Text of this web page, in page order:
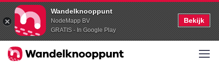
Wandelknooppunt
NodeMapp BV
GRATIS - In Google Play
Bekijk